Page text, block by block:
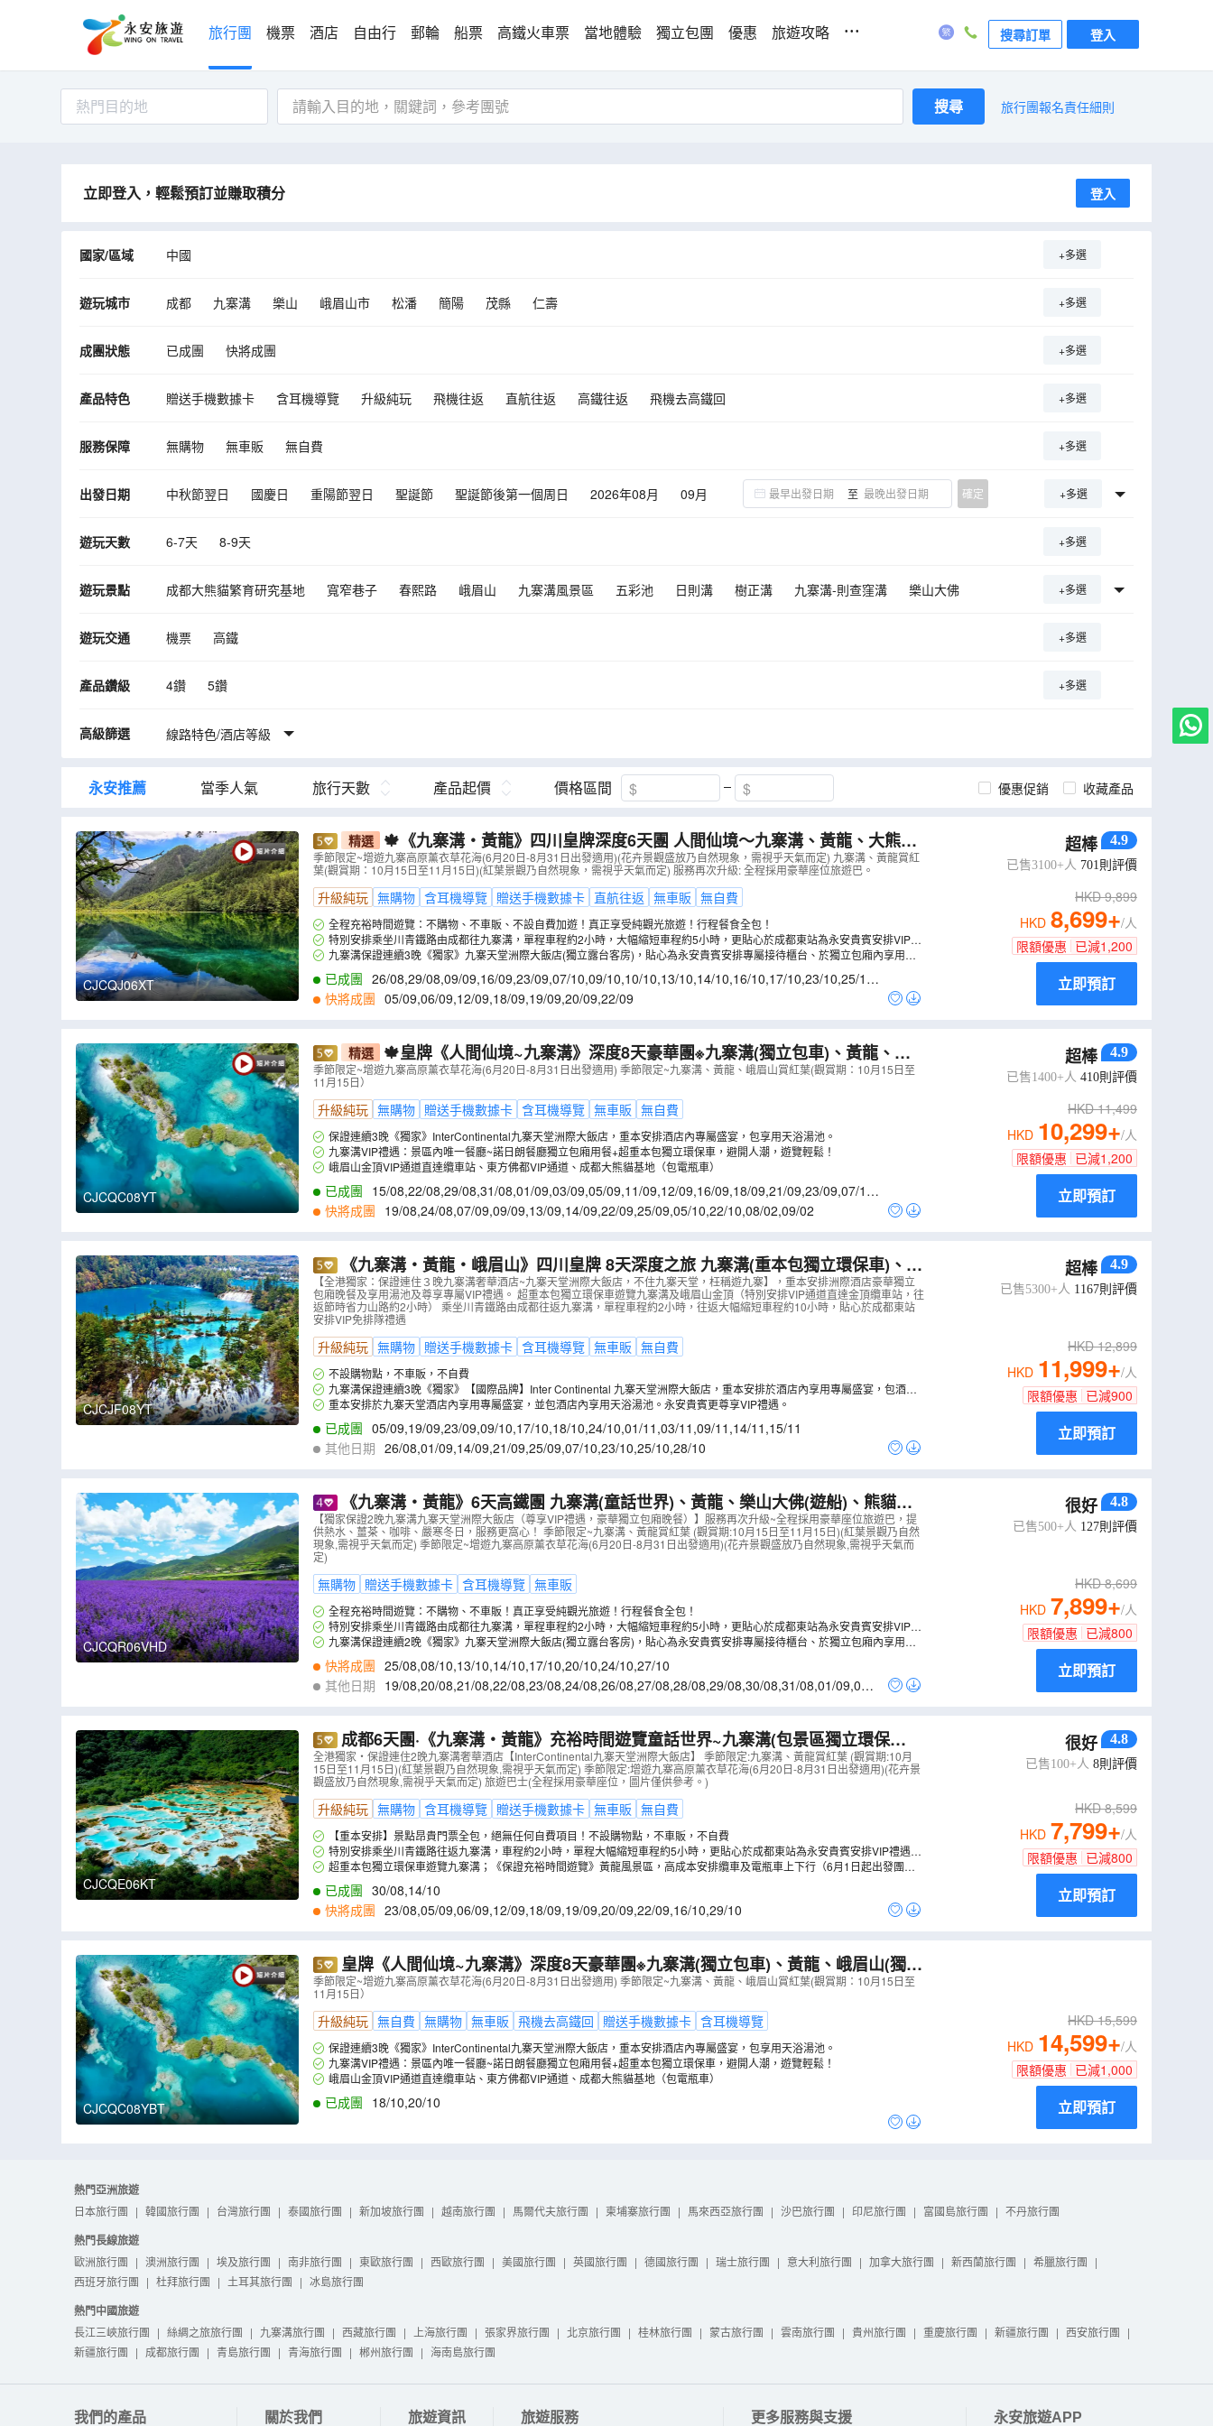
旅行團 機票 酒店 自由行 郵輪 船票 高鐵火車票 當地體驗 獨立包團 優惠 旅遊攻略 ... 搜尋訂單 登入
熱門目的地 搜尋 旅行團報名責任細則
立即登入，輕鬆預訂並賺取積分 登入
國家/區域 中國 +多選
遊玩城市 成都 九寨溝 樂山 峨眉山市 松潘 簡陽 茂縣 仁壽 +多選
成團狀態 已成團 快將成團 +多選
產品特色 贈送手機數據卡 含耳機導覽 升級純玩 飛機往返 直航往返 高鐵往返 飛機去高鐵回 +多選
服務保障 無購物 無車販 無自費 +多選
出發日期 中秋節翌日 國慶日 重陽節翌日 聖誕節 聖誕節後第一個周日 2026年08月
09月
至 確定 +多選
遊玩天數 6-7天 8-9天 +多選
遊玩景點 成都大熊貓繁育研究基地 寬窄巷子 春熙路 峨眉山 九寨溝風景區 五彩池 日則溝 樹正溝 九寨溝-則查窪溝
樂山大佛
尊享提升成都米芝蓮指南入選餐廳《巴國布衣》新派川菜
《保證充裕時間遊覽》黃龍(世界規模最大之露天鈣化彩池群)
+多選
遊玩交通 機票 高鐵 +多選
產品鑽級 4鑽 5鑽 +多選
高級篩選 線路特色/酒店等級
永安推薦 當季人氣 旅行天數 產品起價 價格區間 優惠促銷 收藏產品
CJCQJ06XT
精選 🍁《九寨溝‧黃龍》四川皇牌深度6天團 人間仙境～九寨溝、黃龍、大熊貓
繁育研究基地、寬窄巷子【全港獨家保證連住3晚九寨溝奢華酒店:九寨天堂洲際大飯
店，1晚市中心頂級奢華St. Regis瑞吉酒店】（CJCQJ06XT）
季節限定~增遊九寨高原薰衣草花海(6月20日-8月31日出發適用)(花卉景觀盛放乃自然現象，需視乎天氣而定) 九寨溝、黃龍賞紅
葉(觀賞期：10月15日至11月15日)(紅葉景觀乃自然現象，需視乎天氣而定) 服務再次升級: 全程採用豪華座位旅遊巴。
升級純玩 無購物 含耳機導覽 贈送手機數據卡 直航往返 無車販 無自費
全程充裕時間遊覽：不購物、不車販、不設自費加遊！真正享受純觀光旅遊！行程餐食全包！
特別安排乘坐川青鐵路由成都往九寨溝，單程車程約2小時，大幅縮短車程約5小時，更貼心於成都東站為永安貴賓安排VIP禮
遇~專人陪同引導、專用候車區域、專用通道優先上車、專人搬運行李到列車車廂。
九寨溝保證連續3晚《獨家》九寨天堂洲際大飯店(獨立露台客房)，貼心為永安貴賓安排專屬接待櫃台、於獨立包廂內享用專
屬盛宴。出遊九寨不住九寨天堂，枉稱遊過九寨。
已成團 26/08,29/08,09/09,16/09,23/09,07/10,09/10,10/10,13/10,14/10,16/10,17/10,23/10,25/10,
27/10,29/10 ,30/10 ,02/11 03/11 04/11
快將成團 05/09,06/09,12/09,18/09,19/09,20/09,22/09
超棒 4.9
已售3100+人 701則評價
HKD9,899
HKD 8,699+/人
限額優惠 已減1,200
立即預訂
CJCQC08YT
精選 🍁皇牌《人間仙境~九寨溝》深度8天豪華團※九寨溝(獨立包車)、黃龍、峨
眉山(獨立包車)、樂山大佛遊船、大熊貓繁育研究基地、漫遊成都City Walk （CJCQ
C08YT
季節限定~增遊九寨高原薰衣草花海(6月20日-8月31日出發適用) 季節限定~九寨溝、黃龍、峨眉山賞紅葉(觀賞期：10月15日至
11月15日）
升級純玩 無購物 贈送手機數據卡 含耳機導覽 無車販 無自費
保證連續3晚《獨家》InterContinental九寨天堂洲際大飯店，重本安排酒店內專屬盛宴，包享用天浴湯池。
九寨溝VIP禮遇：景區內唯一餐廳~諾日朗餐廳獨立包廂用餐+超重本包獨立環保車，避開人潮，遊覽輕鬆！
峨眉山金頂VIP通道直達纜車站、東方佛都VIP通道、成都大熊貓基地（包電瓶車）
已成團 15/08,22/08,29/08,31/08,01/09,03/09,05/09,11/09,12/09,16/09,18/09,21/09,23/09,07/10,
10/10,11/10 14/10 ,17/10 ,18/10 ,19/10
快將成團 19/08,24/08,07/09,09/09,13/09,14/09,22/09,25/09,05/10,22/10,08/02,09/02
超棒 4.9
已售1400+人 410則評價
HKD11,499
HKD 10,299+/人
限額優惠 已減1,200
立即預訂
CJCJF08YT
《九寨溝‧黃龍‧峨眉山》四川皇牌 8天深度之旅 九寨溝(重本包獨立環保車)、黃
龍(包上行纜車)、峨眉山金頂(VIP通道)、樂山大佛(遊船)、成都大熊貓繁育研究基地、
【全港獨家】連住３晚九寨天堂洲際酒店（CJCJF08YT）
【全港獨家：保證連住３晚九寨溝奢華酒店~九寨天堂洲際大飯店，不住九寨天堂，枉稱遊九寨】，重本安排洲際酒店豪華獨立
包廂晚餐及享用湯池及尊享專屬VIP禮遇。 超重本包獨立環保車遊覽九寨溝及峨眉山金頂（特別安排VIP通道直達金頂纜車站，往
返節時省力山路約2小時） 乘坐川青鐵路由成都往返九寨溝，單程車程約2小時，往返大幅縮短車程約10小時，貼心於成都東站
安排VIP免排隊禮遇
升級純玩 無購物 贈送手機數據卡 含耳機導覽 無車販 無自費
不設購物點，不車販，不自費
九寨溝保證連續3晚《獨家》【國際品牌】Inter Continental 九寨天堂洲際大飯店，重本安排於酒店內享用專屬盛宴，包酒店
內享用天浴湯池，永安貴賓更《尊享》VIP禮遇。出遊九寨溝不住九寨天堂，枉稱遊過九寨。
重本安排於九寨天堂酒店內享用專屬盛宴，並包酒店內享用天浴湯池。永安貴賓更尊享VIP禮遇。
已成團 05/09,19/09,23/09,09/10,17/10,18/10,24/10,01/11 ,03/11 ,09/11 ,14/11 ,15/11
其他日期 26/08,01/09,14/09,21/09,25/09,07/10,23/10,25/10,28/10
超棒 4.9
已售5300+人 1167則評價
HKD12,899
HKD 11,999+/人
限額優惠 已減900
立即預訂
CJCQR06VHD
《九寨溝‧黃龍》6天高鐵團 九寨溝(童話世界)、黃龍、樂山大佛(遊船)、熊貓之
鄉~臥龍國家級保護區(中華大熊貓苑)、成都【獨家保證2晚九寨溝九寨天堂洲際大飯
店（尊享VIP禮遇，豪華獨立包廂晚餐）】（CJCQR06VHD）
【獨家保證2晚九寨溝九寨天堂洲際大飯店（尊享VIP禮遇，豪華獨立包廂晚餐）】服務再次升級~全程採用豪華座位旅遊巴，提
供熱水、薑茶、咖啡、嚴寒冬日，服務更窩心！ 季節限定~九寨溝、黃龍賞紅葉 (觀賞期:10月15日至11月15日)(紅葉景觀乃自然
現象,需視乎天氣而定) 季節限定~增遊九寨高原薰衣草花海(6月20日-8月31日出發適用)(花卉景觀盛放乃自然現象,需視乎天氣而
定)
無購物 贈送手機數據卡 含耳機導覽 無車販
全程充裕時間遊覽：不購物、不車販！真正享受純觀光旅遊！行程餐食全包！
特別安排乘坐川青鐵路由成都往九寨溝，單程車程約2小時，大幅縮短車程約5小時，更貼心於成都東站為永安貴賓安排VIP禮
遇~專人陪同引導、專用候車區域、專用通道優先上車、專人搬運行李到列車車廂。
九寨溝保證連續2晚《獨家》九寨天堂洲際大飯店(獨立露台客房)，貼心為永安貴賓安排專屬接待櫃台、於獨立包廂內享用專
屬盛宴。出遊九寨不住九寨天堂，枉稱遊過九寨。
快將成團 25/08,08/10,13/10,14/10,17/10,20/10,24/10,27/10
其他日期 19/08,20/08,21/08,22/08,23/08,24/08,26/08,27/08,28/08,29/08,30/08,31/08,01/09,02/0
很好 4.8
已售500+人 127則評價
HKD8,699
HKD 7,899+/人
限額優惠 已減800
立即預訂
CJCQE06KT
成都6天團·《九寨溝‧黃龍》充裕時間遊覽童話世界~九寨溝(包景區獨立環保
車)、瑤池仙境~黃龍、大熊貓繁育研究基地、茶馬重鎮~松潘古城、成都、太古里City
Walk 6天升級純玩團（CJCQE06KT）
全港獨家‧保證連住2晚九寨溝奢華酒店【InterContinental九寨天堂洲際大飯店】 季節限定:九寨溝、黃龍賞紅葉 (觀賞期:10月
15日至11月15日)(紅葉景觀乃自然現象,需視乎天氣而定) 季節限定:增遊九寨高原薰衣草花海(6月20日-8月31日出發適用)(花卉景
觀盛放乃自然現象,需視乎天氣而定) 旅遊巴士(全程採用豪華座位，圖片僅供參考。)
升級純玩 無購物 含耳機導覽 贈送手機數據卡 無車販 無自費
【重本安排】景點昂貴門票全包，絕無任何自費項目！不設購物點，不車販，不自費
特別安排乘坐川青鐵路往返九寨溝，車程約2小時，單程大幅縮短車程約5小時，更貼心於成都東站為永安貴賓安排VIP禮遇~
專用通道優先上車、專人搬運行李送至列車車廂等。
超重本包獨立環保車遊覽九寨溝；《保證充裕時間遊覽》黃龍風景區，高成本安排纜車及電瓶車上下行（6月1日起出發團隊
改為纜車及電瓶車上行，步行下山），輕鬆休閒，不趕時間遊黃龍風景。
已成團 30/08,14/10
快將成團 23/08,05/09,06/09,12/09,18/09,19/09,20/09,22/09,16/10,29/10
很好 4.8
已售100+人 8則評價
HKD8,599
HKD 7,799+/人
限額優惠 已減800
立即預訂
CJCQC08YBT
皇牌《人間仙境~九寨溝》深度8天豪華團※九寨溝(獨立包車)、黃龍、峨眉山(獨立
包車)、樂山大佛遊船、大熊貓繁育研究基地、漫遊成都City Walk（CJCQC08YBT
）
季節限定~增遊九寨高原薰衣草花海(6月20日-8月31日出發適用) 季節限定~九寨溝、黃龍、峨眉山賞紅葉(觀賞期：10月15日至
11月15日）
升級純玩 無自費 無購物 無車販 飛機去高鐵回 贈送手機數據卡 含耳機導覽
保證連續3晚《獨家》InterContinental九寨天堂洲際大飯店，重本安排酒店內專屬盛宴，包享用天浴湯池。
九寨溝VIP禮遇：景區內唯一餐廳~諾日朗餐廳獨立包廂用餐+超重本包獨立環保車，避開人潮，遊覽輕鬆！
峨眉山金頂VIP通道直達纜車站、東方佛都VIP通道、成都大熊貓基地（包電瓶車）
已成團 18/10,20/10
HKD15,599
HKD 14,599+/人
限額優惠 已減1,000
立即預訂
熱門亞洲旅遊
日本旅行團 | 韓國旅行團 | 台灣旅行團 | 泰國旅行團 | 新加坡旅行團 | 越南旅行團 | 馬爾代夫旅行團 | 柬埔寨旅行團 | 馬來西亞旅行團 | 沙巴旅行團 | 印尼旅行團 | 富國島旅行團 | 不丹旅行團
熱門長線旅遊
歐洲旅行團 | 澳洲旅行團 | 埃及旅行團 | 南非旅行團 | 東歐旅行團 | 西歐旅行團 | 美國旅行團 | 英國旅行團 | 德國旅行團 | 瑞士旅行團 | 意大利旅行團 | 加拿大旅行團 | 新西蘭旅行團 | 希臘旅行團 |
西班牙旅行團 | 杜拜旅行團 | 土耳其旅行團 | 冰島旅行團
熱門中國旅遊
長江三峽旅行團 | 絲綢之旅旅行團 | 九寨溝旅行團 | 西藏旅行團 | 上海旅行團 | 張家界旅行團 | 北京旅行團 | 桂林旅行團 | 蒙古旅行團 | 雲南旅行團 | 貴州旅行團 | 重慶旅行團 | 新疆旅行團 | 西安旅行團 |
新疆旅行團 | 成都旅行團 | 青島旅行團 | 青海旅行團 | 郴州旅行團 | 海南島旅行團
我們的產品 關於我們 旅遊資訊 旅遊服務 更多服務與支援 永安旅遊APP